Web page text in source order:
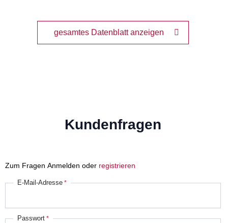
gesamtes Datenblatt anzeigen
Kundenfragen
Zum Fragen Anmelden oder registrieren
E-Mail-Adresse
Passwort